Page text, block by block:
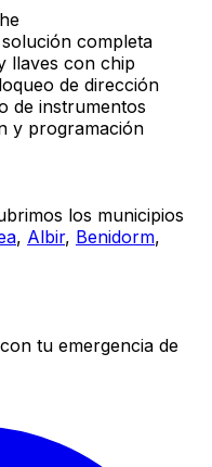
completa
llaves con chip
de dirección
de instrumentos
y programación
los municipios
, Albir, Benidorm,
tu emergencia de